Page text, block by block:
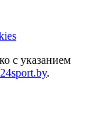
с указанием
24sport.by.